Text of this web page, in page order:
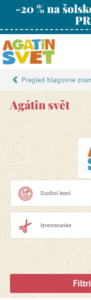
-20 % na
Pregled blagovne
Agátin svět
Darilni boni
Izrezovanke